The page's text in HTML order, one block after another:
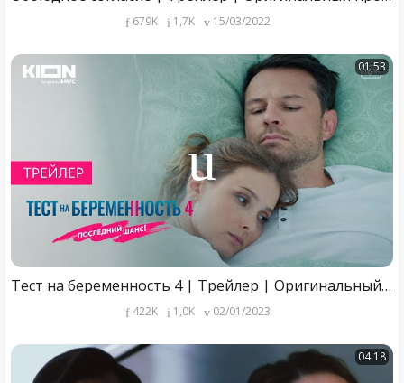
679K 1,7K 15/03/2022
01:53
Тест на беременность 4 | Трейлер | Оригинальный проект KION
422K 1,0K 02/01/2023
04:18